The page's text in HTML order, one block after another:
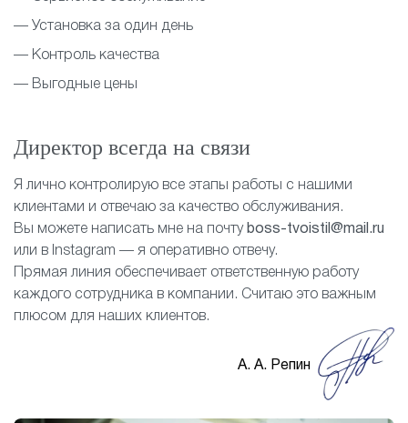
— Установка за один день
— Контроль качества
— Выгодные цены
Директор всегда на связи
Я лично контролирую все этапы работы с нашими
клиентами и отвечаю за качество обслуживания.
Вы можете написать мне на почту boss-tvoistil@mail.ru
или в Instagram — я оперативно отвечу.
Прямая линия обеспечивает ответственную работу
каждого сотрудника в компании. Считаю это важным
плюсом для наших клиентов.
А. А. Репин